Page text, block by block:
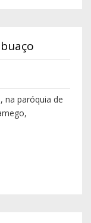
na paróquia de